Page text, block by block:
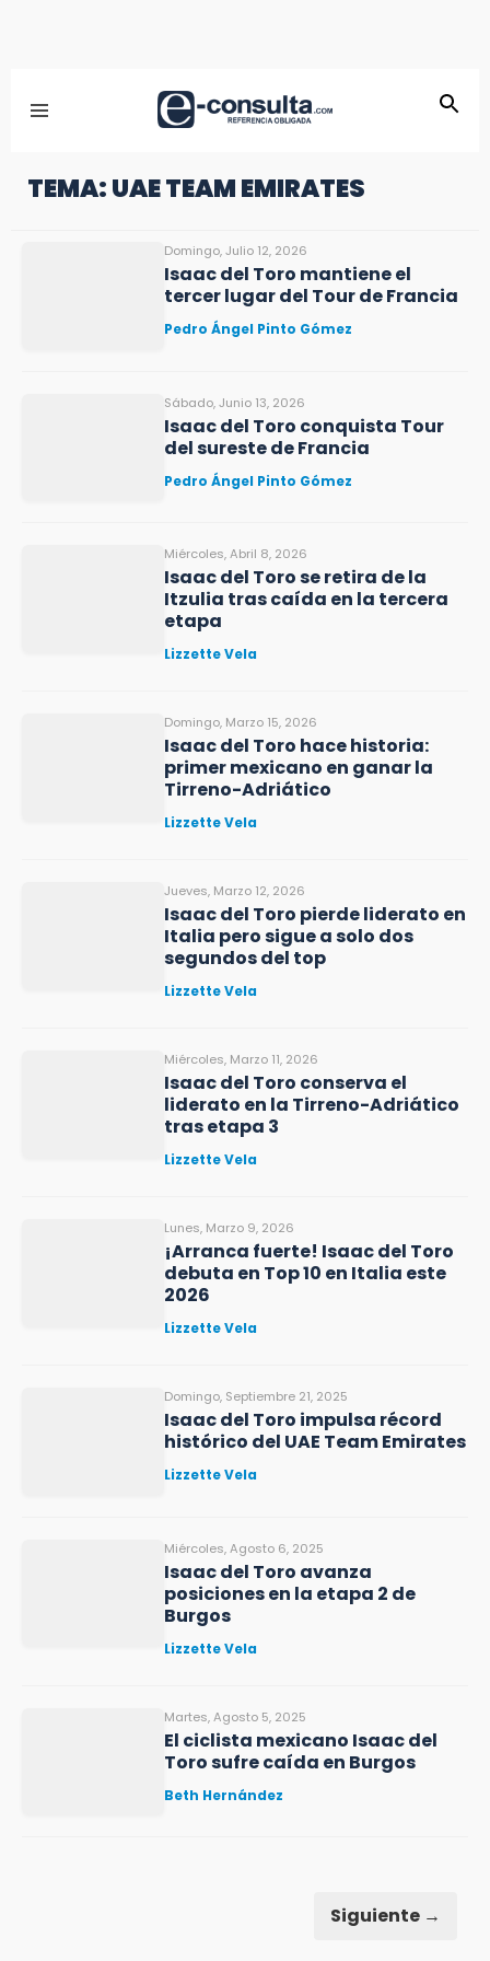
TEMA: UAE TEAM EMIRATES
Domingo, Julio 12, 2026
Isaac del Toro mantiene el
tercer lugar del Tour de Francia
Pedro Ángel Pinto Gómez
Sábado, Junio 13, 2026
Isaac del Toro conquista Tour
del sureste de Francia
Pedro Ángel Pinto Gómez
Miércoles, Abril 8, 2026
Isaac del Toro se retira de la
Itzulia tras caída en la tercera
etapa
Lizzette Vela
Domingo, Marzo 15, 2026
Isaac del Toro hace historia:
primer mexicano en ganar la
Tirreno-Adriático
Lizzette Vela
Jueves, Marzo 12, 2026
Isaac del Toro pierde liderato en
Italia pero sigue a solo dos
segundos del top
Lizzette Vela
Miércoles, Marzo 11, 2026
Isaac del Toro conserva el
liderato en la Tirreno-Adriático
tras etapa 3
Lizzette Vela
Lunes, Marzo 9, 2026
¡Arranca fuerte! Isaac del Toro
debuta en Top 10 en Italia este
2026
Lizzette Vela
Domingo, Septiembre 21, 2025
Isaac del Toro impulsa récord
histórico del UAE Team Emirates
Lizzette Vela
Miércoles, Agosto 6, 2025
Isaac del Toro avanza
posiciones en la etapa 2 de
Burgos
Lizzette Vela
Martes, Agosto 5, 2025
El ciclista mexicano Isaac del
Toro sufre caída en Burgos
Beth Hernández
Siguiente →